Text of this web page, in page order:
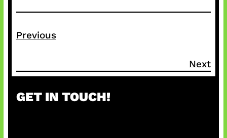
Previous
Next
GET IN TOUCH!